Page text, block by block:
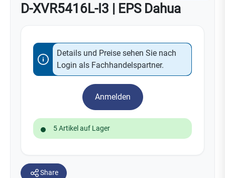
D-XVR5416L-I3 | EPS Dahua
Details und Preise sehen Sie nach
Login als Fachhandelspartner.
Anmelden
5 Artikel auf Lager
Share